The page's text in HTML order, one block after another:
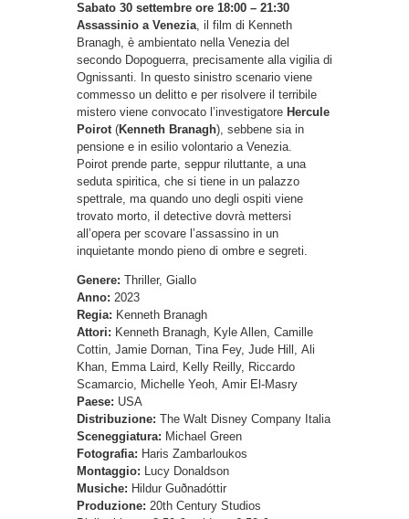
Sabato 30 settembre ore 18:00 – 21:30
Assassinio a Venezia, il film di Kenneth
Branagh, è ambientato nella Venezia del
secondo Dopoguerra, precisamente alla vigilia di
Ognissanti. In questo sinistro scenario viene
commesso un delitto e per risolvere il terribile
mistero viene convocato l’investigatore Hercule
Poirot(Kenneth Branagh), sebbene sia in
pensione e in esilio volontario a Venezia.
Poirot prende parte, seppur riluttante, a una
seduta spiritica, che si tiene in un palazzo
spettrale, ma quando uno degli ospiti viene
trovato morto, il detective dovrà mettersi
all’opera per scovare l’assassino in un
inquietante mondo pieno di ombre e segreti.
Genere: Thriller, Giallo
Anno: 2023
Regia: Kenneth Branagh
Attori: Kenneth Branagh, Kyle Allen, Camille
Cottin, Jamie Dornan, Tina Fey, Jude Hill, Ali
Khan, Emma Laird, Kelly Reilly, Riccardo
Scamarcio, Michelle Yeoh, Amir El-Masry
Paese: USA
Distribuzione: The Walt Disney Company Italia
Sceneggiatura: Michael Green
Fotografia: Haris Zambarloukos
Montaggio: Lucy Donaldson
Musiche: Hildur Guðnadóttir
Produzione: 20th Century Studios